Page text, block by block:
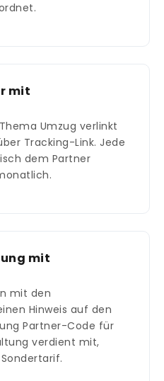
mit
Umzug verlinkt
Tracking-Link. Jede
dem Partner
mit
mit den
Hinweis auf den
Partner-Code für
verdient mit,